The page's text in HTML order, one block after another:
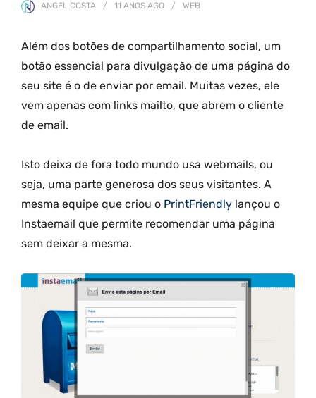
ANGEL COSTA 11 ANOS AGO WEB
Além dos botões de compartilhamento social, um
botão essencial para divulgação de uma página do
seu site é o de enviar por email. Muitas vezes, ele
vem apenas com links mailto, que abrem o cliente
de email.
Isto deixa de fora todo mundo usa webmails, ou
seja, uma parte generosa dos seus visitantes. A
mesma equipe que criou o PrintFriendly lançou o
Instaemail que permite recomendar uma página
sem deixar a mesma.